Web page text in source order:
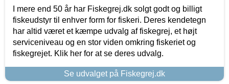
I mere end 50 år har Fiskegrej.dk solgt godt og billigt
fiskeudstyr til enhver form for fiskeri. Deres kendetegn
har altid været et kæmpe udvalg af fiskegrej, et højt
serviceniveau og en stor viden omkring fiskeriet og
fiskegrejet. Klik her for at se deres udvalg.
Se udvalget på Fiskegrej.dk